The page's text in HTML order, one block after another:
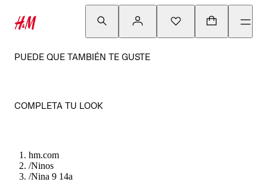
PUEDE QUE TAMBIÉN TE GUSTE
COMPLETA TU LOOK
hm.com
/Ninos
/Nina 9 14a